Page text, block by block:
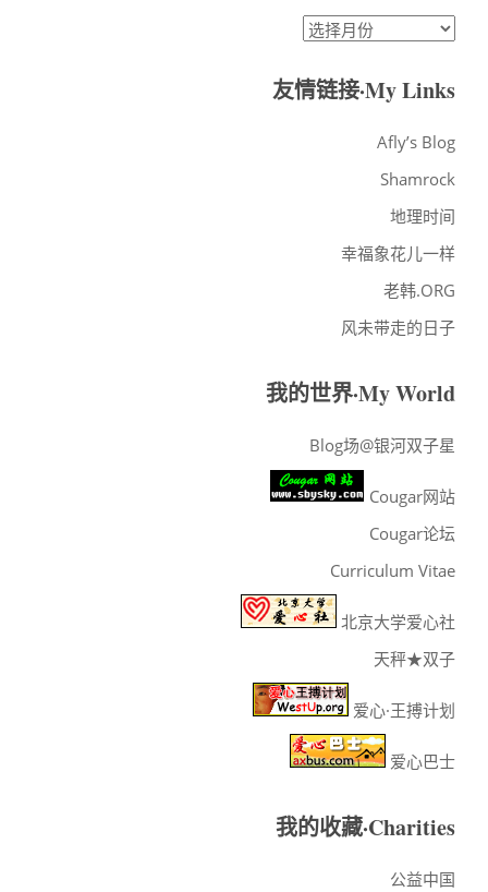
友情链接·My Links
Afly’s Blog
Shamrock
地理时间
幸福象花儿一样
老韩.ORG
风未带走的日子
我的世界·My World
Blog场@银河双子星
Cougar网站
Cougar论坛
Curriculum Vitae
北京大学爱心社
天秤★双子
爱心·王搏计划
爱心巴士
我的收藏·Charities
公益中国